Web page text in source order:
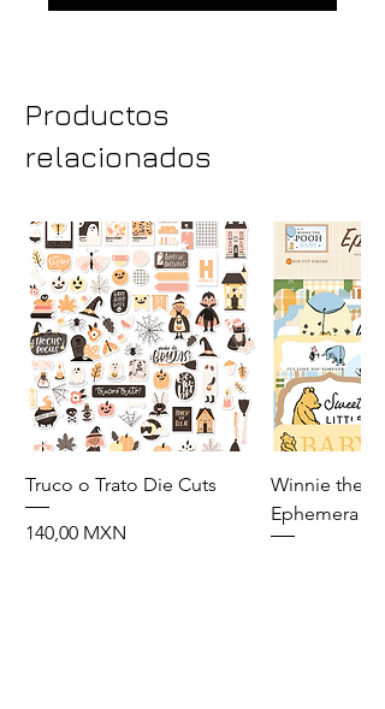
Productos
relacionados
Truco o Trato Die Cuts
Precio
140,00 MXN
Winnie the
Ephemera